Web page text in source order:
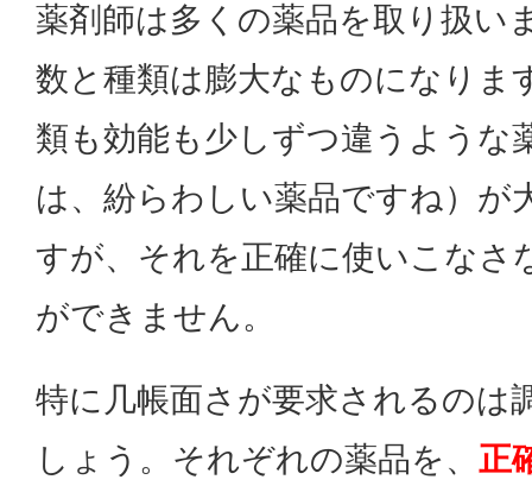
薬剤師は多くの薬品を取り扱い
数と種類は膨大なものになりま
類も効能も少しずつ違うような
は、紛らわしい薬品ですね）が
すが、それを正確に使いこなさ
ができません。
特に几帳面さが要求されるのは
しょう。それぞれの薬品を、 正